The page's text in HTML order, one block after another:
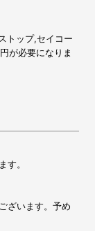
トップ,セイコー
が必要になりま
す。
ざいます。予め